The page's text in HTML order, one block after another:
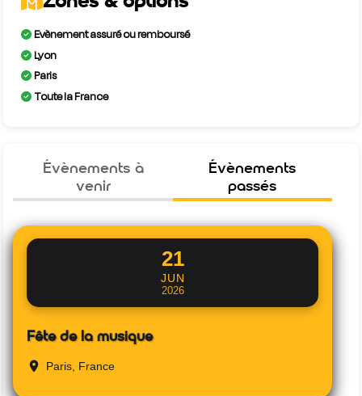
Evènement assuré ou remboursé
Lyon
Paris
Toute la France
Évènements à
venir
Évènements
passés
21
JUN
2026
Fête de la musique
Paris, France